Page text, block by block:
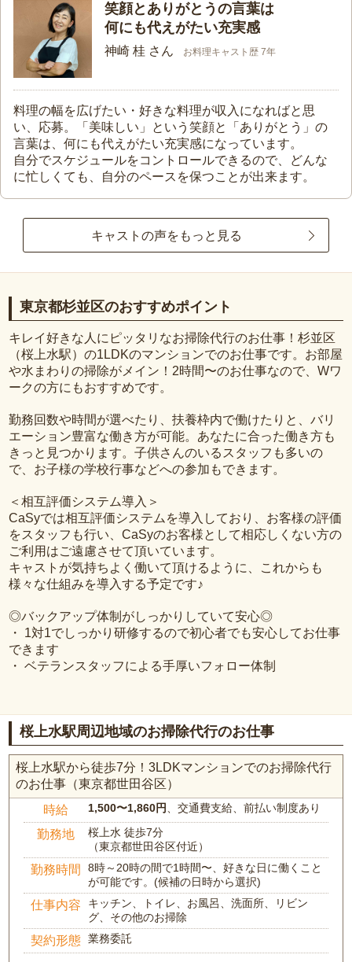
笑顔とありがとうの言葉は
何にも代えがたい充実感
神崎 桂 さん お料理キャスト歴 7年
料理の幅を広げたい・好きな料理が収入になればと思
い、応募。「美味しい」という笑顔と「ありがとう」の
言葉は、何にも代えがたい充実感になっています。
自分でスケジュールをコントロールできるので、どんな
に忙しくても、自分のペースを保つことが出来ます。
キャストの声をもっと見る
東京都杉並区のおすすめポイント
キレイ好きな人にピッタリなお掃除代行のお仕事！杉並区
（桜上水駅）の1LDKのマンションでのお仕事です。お部屋
や水まわりの掃除がメイン！2時間〜のお仕事なので、Wワ
ークの方にもおすすめです。
勤務回数や時間が選べたり、扶養枠内で働けたりと、バリ
エーション豊富な働き方が可能。あなたに合った働き方も
きっと見つかります。子供さんのいるスタッフも多いの
で、お子様の学校行事などへの参加もできます。
＜相互評価システム導入＞
CaSyでは相互評価システムを導入しており、お客様の評価
をスタッフも行い、CaSyのお客様として相応しくない方の
ご利用はご遠慮させて頂いています。
キャストが気持ちよく働いて頂けるように、これからも
様々な仕組みを導入する予定です♪
◎バックアップ体制がしっかりしていて安心◎
・ 1対1でしっかり研修するので初心者でも安心してお仕事
できます
・ ベテランスタッフによる手厚いフォロー体制
桜上水駅周辺地域のお掃除代行のお仕事
桜上水駅から徒歩7分！3LDKマンションでのお掃除代行
のお仕事（東京都世田谷区）
時給 1,500〜1,860円、交通費支給、前払い制度あり
勤務地
桜上水 徒歩7分
（東京都世田谷区付近）
勤務時間
8時～20時の間で1時間〜、好きな日に働くこと
が可能です。(候補の日時から選択)
仕事内容
キッチン、トイレ、お風呂、洗面所、リビン
グ、その他のお掃除
契約形態 業務委託